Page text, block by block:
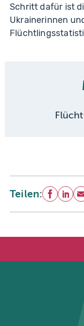
Schritt dafür ist
Ukrainerinnen
Teilen: